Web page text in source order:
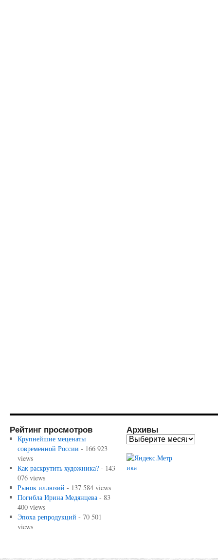
Рейтинг просмотров
Крупнейшие меценаты
современной России - 166 923
views
Как раскрутить художника?- 143
076 views
Рынок иллюзий - 137 584 views
Погибла Ирина Медянцева- 83
400 views
Эпоха репродукций - 70 501
views
Архивы